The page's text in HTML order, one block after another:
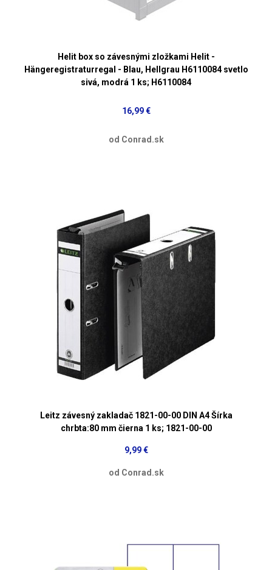
Helit box so závesnými zložkami Helit -
Hängeregistraturregal - Blau, Hellgrau H6110084 svetlo
sivá, modrá 1 ks; H6110084
16,99 €
od Conrad.sk
Leitz závesný zakladač 1821-00-00 DIN A4 Šírka
chrbta:80 mm čierna 1 ks; 1821-00-00
9,99 €
od Conrad.sk